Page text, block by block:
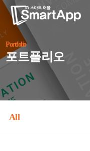
Portfolio
포트폴리오
All